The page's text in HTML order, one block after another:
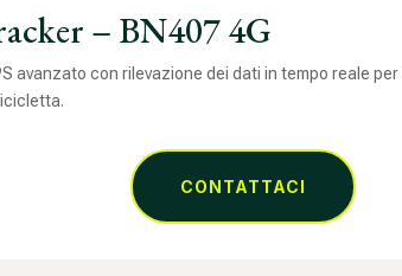
– BN407 4G
avanzato con rilevazione dei dati in tempo reale per
CONTATTACI